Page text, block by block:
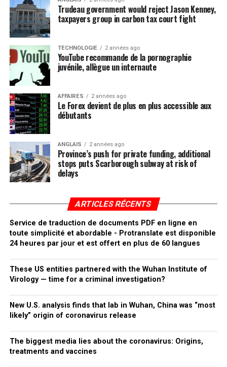
Trudeau government would reject Jason Kenney,
taxpayers group in carbon tax court fight
TECHNOLOGIE 2 années ago
YouTube recommande de la pornographie
juvénile, allègue un internaute
AFFAIRES 2 années ago
Le Forex devient de plus en plus accessible aux
débutants
ANGLAIS 2 années ago
Province’s push for private funding, additional
stops puts Scarborough subway at risk of
delays
ARTICLES RÉCENTS
Service de traduction de documents PDF en ligne en
toute simplicité et abordable - Protranslate est disponible
24 heures par jour et est offert en plus de 60 langues
These US entities partnered with the Wuhan Institute of
Virology — time for a criminal investigation?
New U.S. analysis finds that lab in Wuhan, China was “most
likely” origin of coronavirus release
The biggest media lies about the coronavirus: Origins,
treatments and vaccines